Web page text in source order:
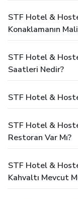
STF Hotel &
Konaklamanın
STF Hotel &
Saatleri Nedir?
STF Hotel &
STF Hotel &
Restoran Var Mı?
STF Hotel &
Kahvaltı Mevcut